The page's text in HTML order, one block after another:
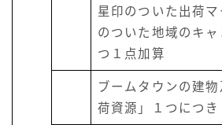
星印のついた出荷
のついた地域のキ
つ１点加算
ブームタウンの建
荷資源」１つにつき